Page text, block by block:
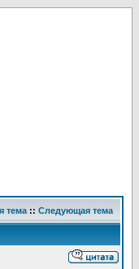
тема :: Следующая тема